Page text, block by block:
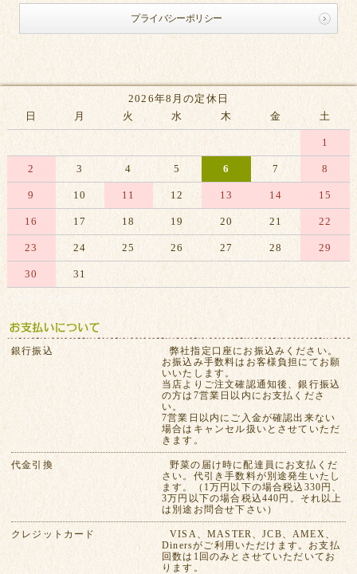
プライバシーポリシー
2026年8月の定休日
日
月 火 水 木 金 土
1
2 3 4 5 6 7 8
9 10 11 12 13 14 15
16 17 18 19 20 21 22
23 24 25 26 27 28 29
30 31
※赤字は休業日です
銀行振込
弊社指定口座にお振込みください。
お振込み手数料はお客様負担にてお願
いいたします。
当店よりご注文確認通知後、銀行振込
の方は7営業日以内にお支払くださ
い。
7営業日以内にご入金が確認出来ない
場合はキャンセル扱いとさせていただ
きます。
代金引換
野菜の届け時に配達員にお支払くだ
さい。代引き手数料が別途発生いたし
ます。（1万円以下の場合税込330円、
3万円以下の場合税込440円。それ以上
は別途お問合せ下さい）
クレジットカード
VISA、MASTER、JCB、AMEX、
Dinersがご利用いただけます。お支払
回数は1回のみとさせていただいてお
ります。